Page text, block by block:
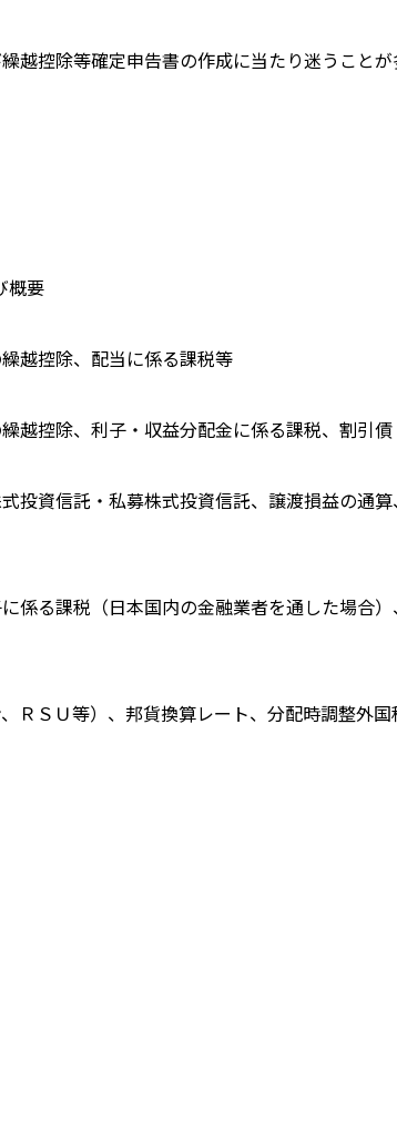
越控除等確定申告書の作成に当たり迷うこと
概要
越控除、配当に係る課税等
越控除、利子・収益分配金に係る課税、割引
投資信託・私募株式投資信託、譲渡損益の通
係る課税（日本国内の金融業者を通した場合
ＲＳＵ等）、邦貨換算レート、分配時調整外